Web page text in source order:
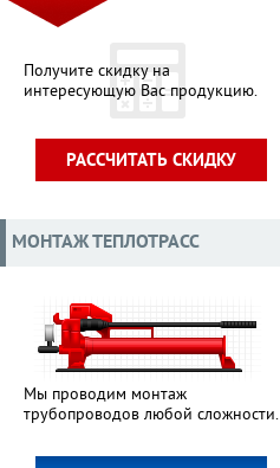
Получите скидку на
интересующую Вас продукцию.
РАССЧИТАТЬ СКИДКУ
МОНТАЖ ТЕПЛОТРАСС
Мы проводим монтаж
трубопроводов любой сложности.